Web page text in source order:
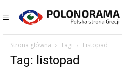
Strona główna Tagi Listopad
Tag: listopad